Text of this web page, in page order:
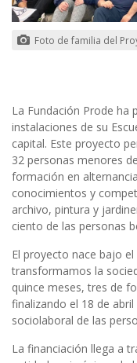
Foto de familia del
La Fundación Prode ha
instalaciones de su
capital. Este proyecto
32 personas menores
formación en
conocimientos y
archivo, pintura y
ciento de las personas
El proyecto nace bajo el
transformamos la
quince meses, tres de
finalizando el 18 de
sociolaboral de las
La financiación llega a